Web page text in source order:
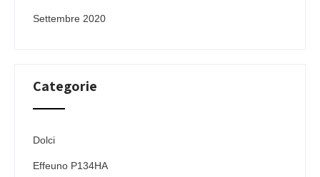
Settembre 2020
Categorie
Dolci
Effeuno P134HA